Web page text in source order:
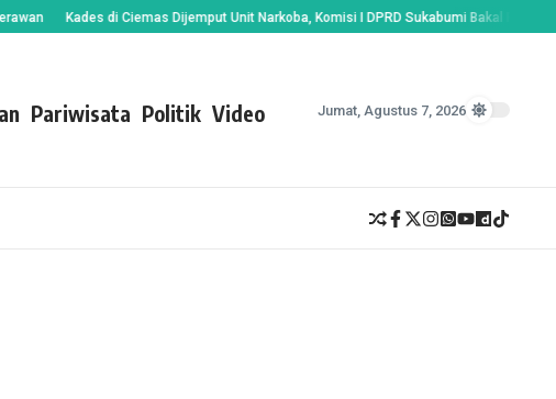
Kades di Ciemas Dijemput Unit Narkoba, Komisi I DPRD Sukabumi Bakal Perketat
Pariwisata Politik Video Jumat, Agustus 7, 2026